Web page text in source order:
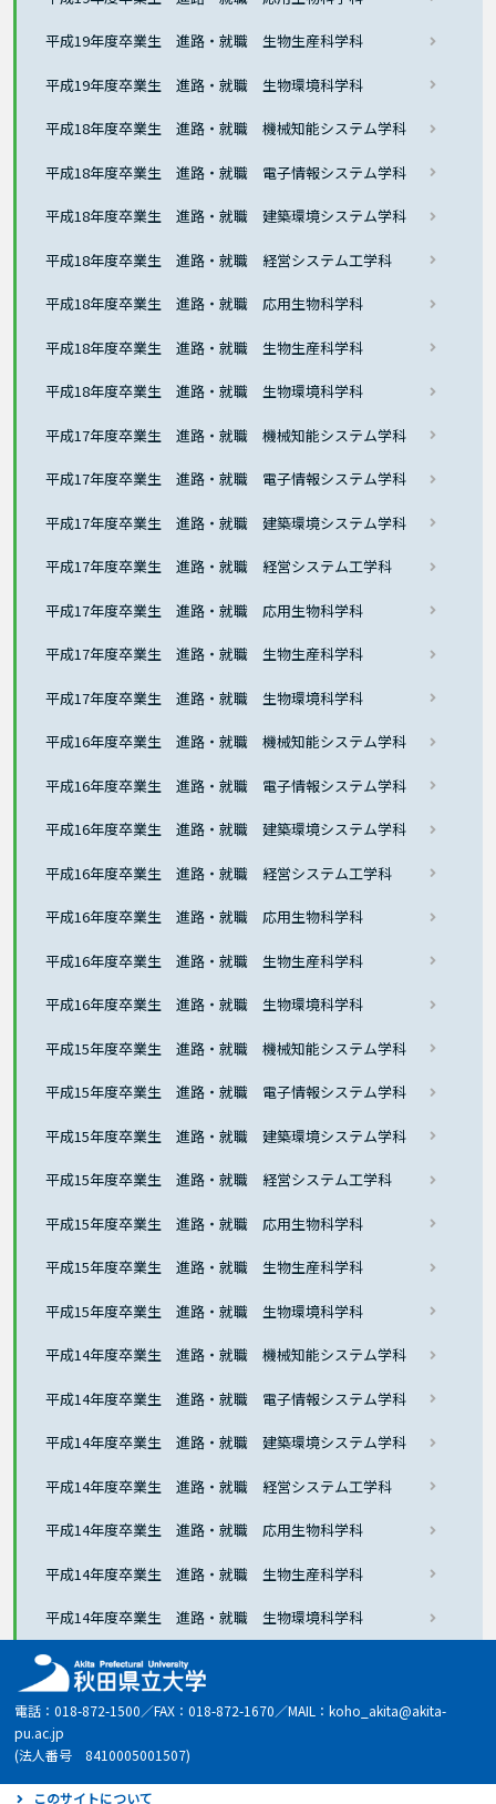
平成19年度卒業生 進路・就職 生物生産科学科
平成19年度卒業生 進路・就職 生物環境科学科
平成18年度卒業生 進路・就職 機械知能システム学科
平成18年度卒業生 進路・就職 電子情報システム学科
平成18年度卒業生 進路・就職 建築環境システム学科
平成18年度卒業生 進路・就職 経営システム工学科
平成18年度卒業生 進路・就職 応用生物科学科
平成18年度卒業生 進路・就職 生物生産科学科
平成18年度卒業生 進路・就職 生物環境科学科
平成17年度卒業生 進路・就職 機械知能システム学科
平成17年度卒業生 進路・就職 電子情報システム学科
平成17年度卒業生 進路・就職 建築環境システム学科
平成17年度卒業生 進路・就職 経営システム工学科
平成17年度卒業生 進路・就職 応用生物科学科
平成17年度卒業生 進路・就職 生物生産科学科
平成17年度卒業生 進路・就職 生物環境科学科
平成16年度卒業生 進路・就職 機械知能システム学科
平成16年度卒業生 進路・就職 電子情報システム学科
平成16年度卒業生 進路・就職 建築環境システム学科
平成16年度卒業生 進路・就職 経営システム工学科
平成16年度卒業生 進路・就職 応用生物科学科
平成16年度卒業生 進路・就職 生物生産科学科
平成16年度卒業生 進路・就職 生物環境科学科
平成15年度卒業生 進路・就職 機械知能システム学科
平成15年度卒業生 進路・就職 電子情報システム学科
平成15年度卒業生 進路・就職 建築環境システム学科
平成15年度卒業生 進路・就職 経営システム工学科
平成15年度卒業生 進路・就職 応用生物科学科
平成15年度卒業生 進路・就職 生物生産科学科
平成15年度卒業生 進路・就職 生物環境科学科
平成14年度卒業生 進路・就職 機械知能システム学科
平成14年度卒業生 進路・就職 電子情報システム学科
平成14年度卒業生 進路・就職 建築環境システム学科
平成14年度卒業生 進路・就職 経営システム工学科
平成14年度卒業生 進路・就職 応用生物科学科
平成14年度卒業生 進路・就職 生物生産科学科
平成14年度卒業生 進路・就職 生物環境科学科
電話：018-872-1500／FAX：018-872-1670／MAIL：koho_akita@akita-
pu.ac.jp
(法人番号 8410005001507)
このサイトについて